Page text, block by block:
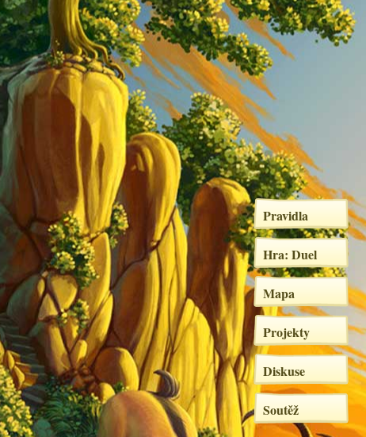
Pravidla
Hra: Duel
Mapa
Projekty
Diskuse
Soutěž